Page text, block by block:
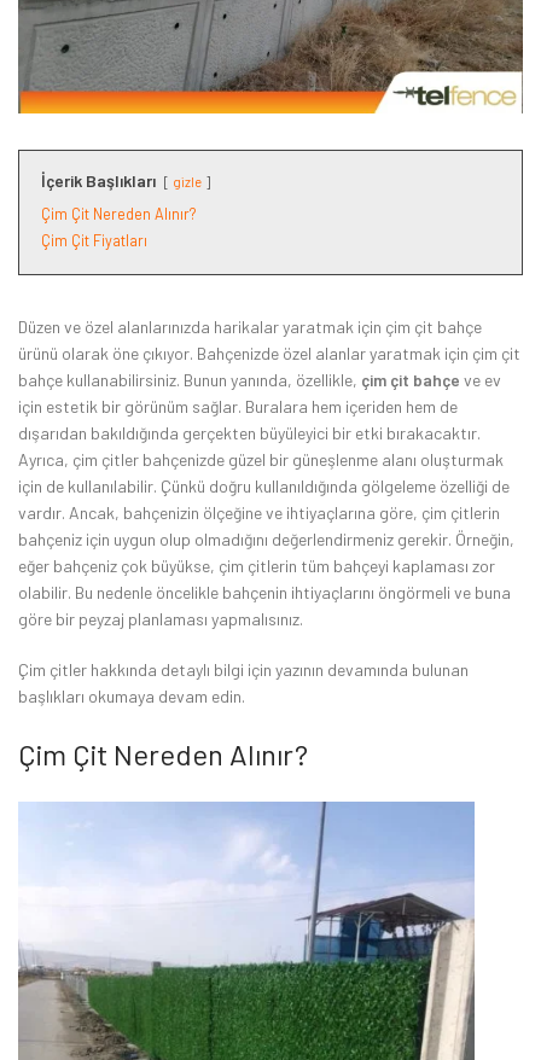
İçerik Başlıkları gizle
Çim Çit Nereden Alınır?
Çim Çit Fiyatları
Düzen ve özel alanlarınızda harikalar yaratmak için çim çit bahçe
ürünü olarak öne çıkıyor. Bahçenizde özel alanlar yaratmak için çim çit
bahçe kullanabilirsiniz. Bunun yanında, özellikle, çim çit bahçe ve ev
için estetik bir görünüm sağlar. Buralara hem içeriden hem de
dışarıdan bakıldığında gerçekten büyüleyici bir etki bırakacaktır.
Ayrıca, çim çitler bahçenizde güzel bir güneşlenme alanı oluşturmak
için de kullanılabilir. Çünkü doğru kullanıldığında gölgeleme özelliği de
vardır. Ancak, bahçenizin ölçeğine ve ihtiyaçlarına göre, çim çitlerin
bahçeniz için uygun olup olmadığını değerlendirmeniz gerekir. Örneğin,
eğer bahçeniz çok büyükse, çim çitlerin tüm bahçeyi kaplaması zor
olabilir. Bu nedenle öncelikle bahçenin ihtiyaçlarını öngörmeli ve buna
göre bir peyzaj planlaması yapmalısınız.
Çim çitler hakkında detaylı bilgi için yazının devamında bulunan
başlıkları okumaya devam edin.
Çim Çit Nereden Alınır?